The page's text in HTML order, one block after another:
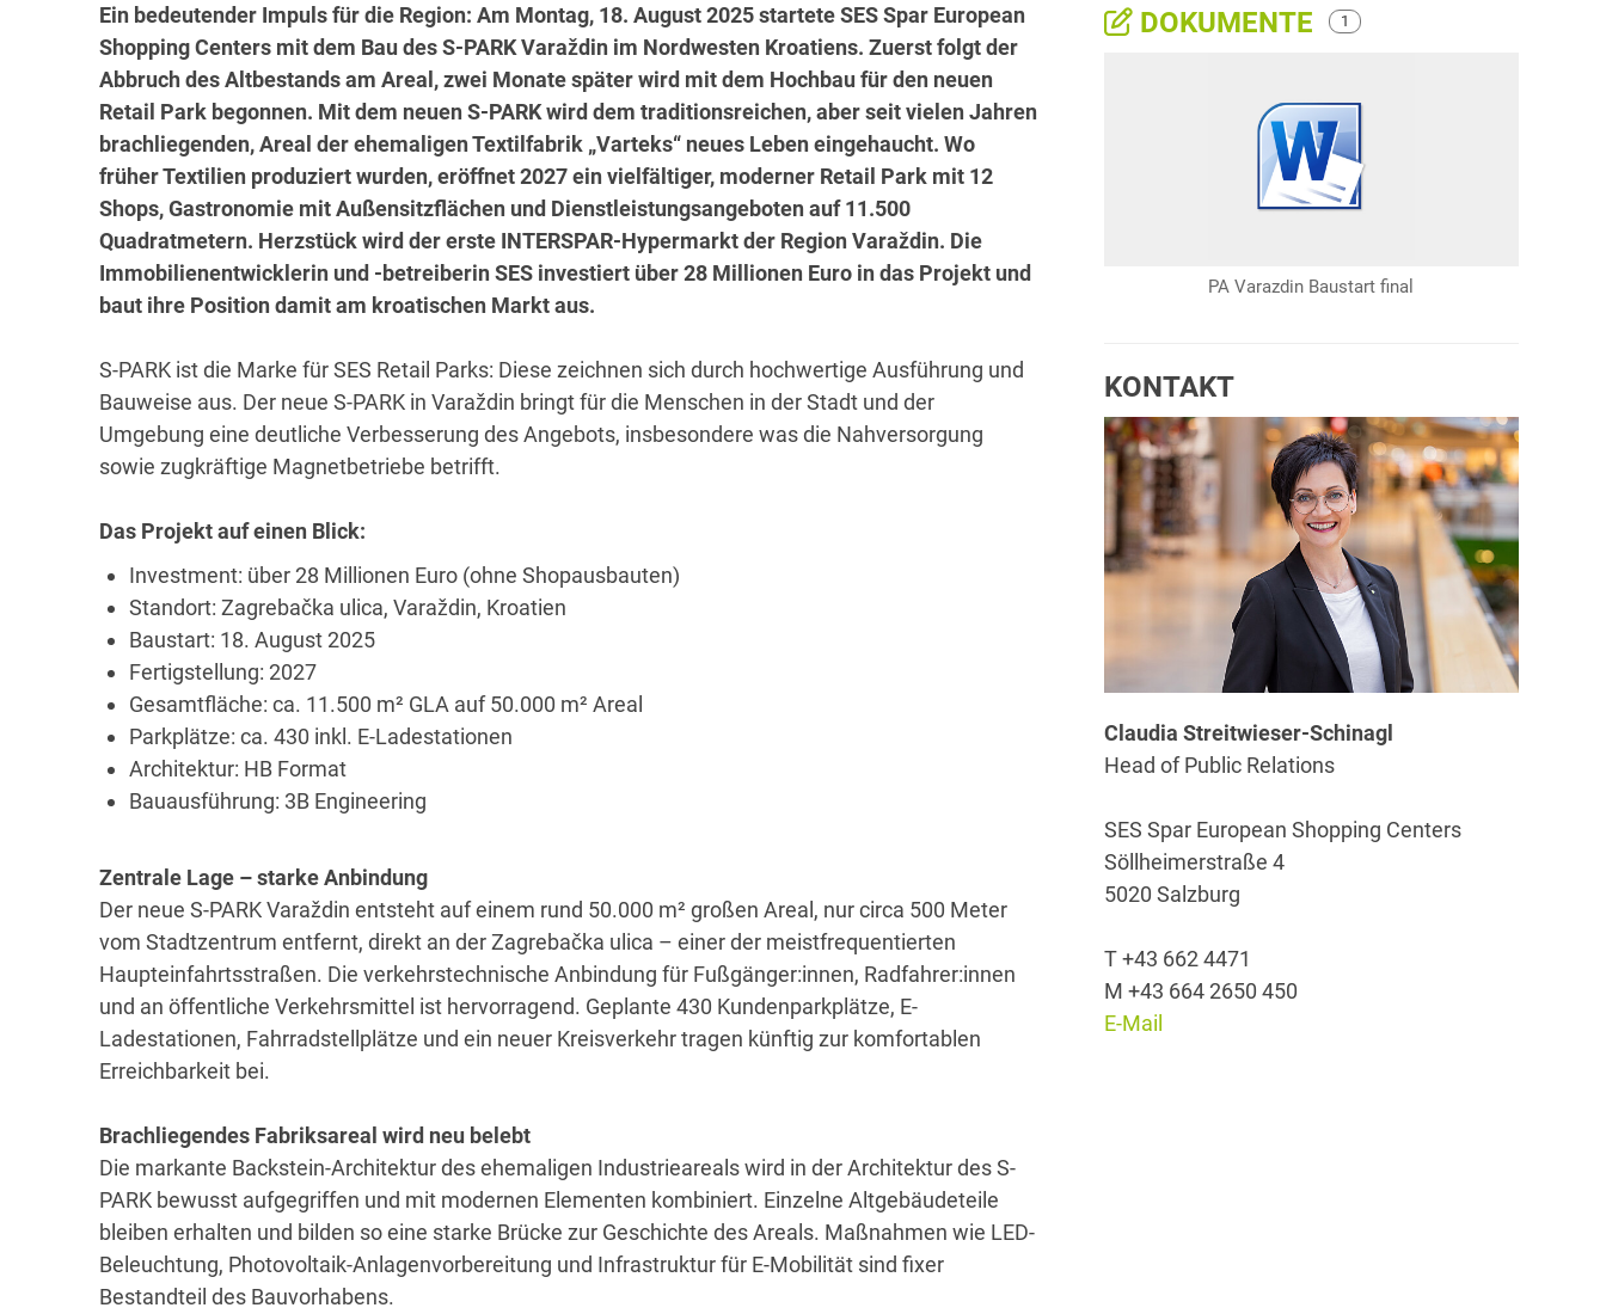
Ein bedeutender Impuls für die Region: Am Montag, 18. August 2025 startete SES Spar European
Shopping Centers mit dem Bau des S-PARK Varaždin im Nordwesten Kroatiens. Zuerst folgt der
Abbruch des Altbestands am Areal, zwei Monate später wird mit dem Hochbau für den neuen
Retail Park begonnen. Mit dem neuen S-PARK wird dem traditionsreichen, aber seit vielen Jahren
brachliegenden, Areal der ehemaligen Textilfabrik „Varteks“ neues Leben eingehaucht. Wo
früher Textilien produziert wurden, eröffnet 2027 ein vielfältiger, moderner Retail Park mit 12
Shops, Gastronomie mit Außensitzflächen und Dienstleistungsangeboten auf 11.500
Quadratmetern. Herzstück wird der erste INTERSPAR-Hypermarkt der Region Varaždin. Die
Immobilienentwicklerin und -betreiberin SES investiert über 28 Millionen Euro in das Projekt und
baut ihre Position damit am kroatischen Markt aus.
S-PARK ist die Marke für SES Retail Parks: Diese zeichnen sich durch hochwertige Ausführung und
Bauweise aus. Der neue S-PARK in Varaždin bringt für die Menschen in der Stadt und der
Umgebung eine deutliche Verbesserung des Angebots, insbesondere was die Nahversorgung
sowie zugkräftige Magnetbetriebe betrifft.
Das Projekt auf einen Blick:
Investment: über 28 Millionen Euro (ohne Shopausbauten)
Standort: Zagrebačka ulica, Varaždin, Kroatien
Baustart: 18. August 2025
Fertigstellung: 2027
Gesamtfläche: ca. 11.500 m² GLA auf 50.000 m² Areal
Parkplätze: ca. 430 inkl. E-Ladestationen
Architektur: HB Format
Bauausführung: 3B Engineering
Zentrale Lage – starke Anbindung
Der neue S-PARK Varaždin entsteht auf einem rund 50.000 m² großen Areal, nur circa 500 Meter
vom Stadtzentrum entfernt, direkt an der Zagrebačka ulica – einer der meistfrequentierten
Haupteinfahrtsstraßen. Die verkehrstechnische Anbindung für Fußgänger:innen, Radfahrer:innen
und an öffentliche Verkehrsmittel ist hervorragend. Geplante 430 Kundenparkplätze, E-
Ladestationen, Fahrradstellplätze und ein neuer Kreisverkehr tragen künftig zur komfortablen
Erreichbarkeit bei.
Brachliegendes Fabriksareal wird neu belebt
Die markante Backstein-Architektur des ehemaligen Industrieareals wird in der Architektur des S-
PARK bewusst aufgegriffen und mit modernen Elementen kombiniert. Einzelne Altgebäudeteile
bleiben erhalten und bilden so eine starke Brücke zur Geschichte des Areals. Maßnahmen wie LED-
Beleuchtung, Photovoltaik-Anlagenvorbereitung und Infrastruktur für E-Mobilität sind fixer
Bestandteil des Bauvorhabens.
DOKUMENTE 1
PA Varazdin Baustart final
KONTAKT
Claudia Streitwieser-Schinagl
Head of Public Relations
SES Spar European Shopping Centers
Söllheimerstraße 4
5020 Salzburg
T +43 662 4471
M +43 664 2650 450
E-Mail